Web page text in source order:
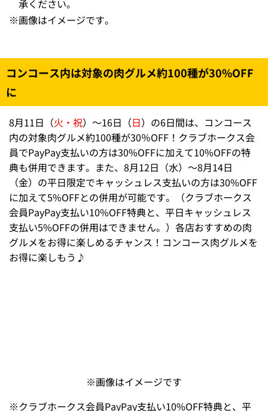
販売するメニューは各店限定数（売切れ次第終了）にな
ります。
ベントスタッフへお尋ねください。
※ご購入いただきました飲食物の返品・交換は受け付けて
※ホークス肉肉祭りで購入いただいた肉グルメは、スーパ
ーボックスを除き、球場内へ持ち込みいただけます。ス
ーパーボックスには、お持ち込みできませんので、ご了
承ください。
※画像はイメージです。
コンコース内は対象の肉グルメ約100種が30%OFF
に
支払い5%OFFの併用はできません。）各店おすすめの肉
お得に楽しもう♪